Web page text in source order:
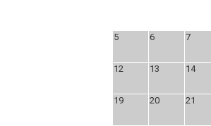
5 6 7
12 13 14
19 20 21